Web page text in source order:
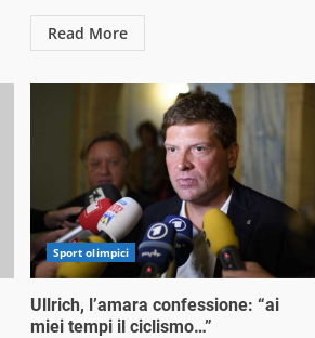
Read More
Sport olimpici
Ullrich, l’amara confessione: “ai
miei tempi il ciclismo…”